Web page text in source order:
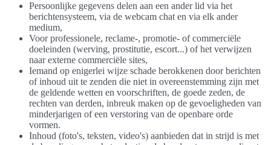
Persoonlijke gegevens delen aan een ander lid via het
berichtensysteem, via de webcam chat en via elk ander
medium,
Voor professionele, reclame-, promotie- of commerciële
doeleinden (werving, prostitutie, escort...) of het verwijzen
naar externe commerciële sites,
Iemand op enigerlei wijze schade berokkenen door berichten
of inhoud uit te zenden die niet in overeenstemming zijn met
de geldende wetten en voorschriften, de goede zeden, de
rechten van derden, inbreuk maken op de gevoeligheden van
minderjarigen of een verstoring van de openbare orde
vormen.
Inhoud (foto's, teksten, video's) aanbieden dat in strijd is met